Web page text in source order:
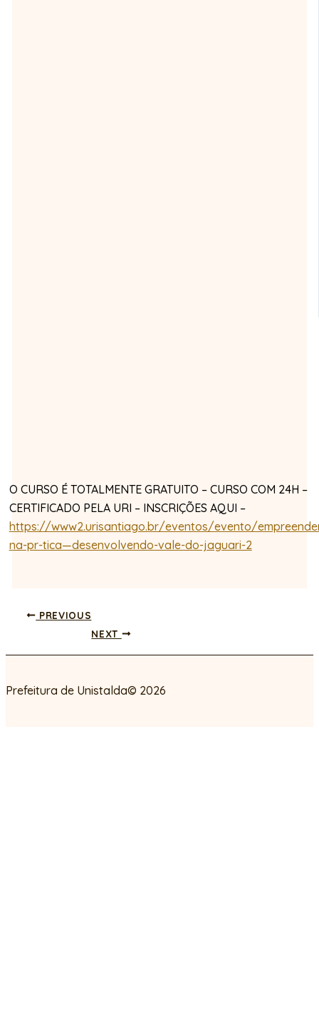
O CURSO É TOTALMENTE GRATUITO – CURSO COM 24H –
CERTIFICADO PELA URI – INSCRIÇÕES AQUI –
https://www2.urisantiago.br/eventos/evento/
na-pr-tica—desenvolvendo-vale-do-jaguari-2
PREVIOUS
NEXT
Prefeitura de Unistalda© 2026